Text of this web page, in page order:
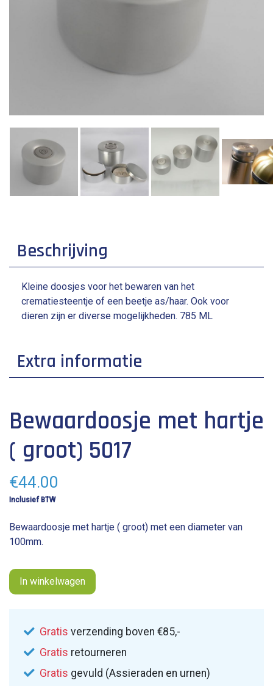
Beschrijving
Kleine doosjes voor het bewaren van het
crematiesteentje of een beetje as/haar. Ook voor
dieren zijn er diverse mogelijkheden. 785 ML
Extra informatie
Bewaardoosje met hartje
( groot) 5017
€44.00
Inclusief BTW
Bewaardoosje met hartje ( groot) met een diameter van
100mm.
In winkelwagen
Gratis verzending boven €85,-
Gratis retourneren
Gratis gevuld (Assieraden en urnen)